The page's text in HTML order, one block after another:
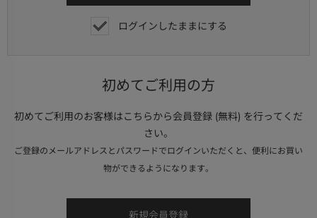
ログインしたままにする
初めてご利用の方
初めてご利用のお客様はこちらから会員登録 (無料) を行ってくだ
さい。
ご登録のメールアドレスとパスワードでログインいただくと、便利にお買い
物ができるようになります。